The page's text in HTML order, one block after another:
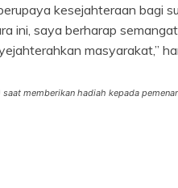
kesejahteraan bagi
ini, saya berharap
masyarakat,”
memberikan hadiah kepada